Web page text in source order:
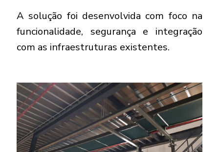
A solução foi desenvolvida com foco na
funcionalidade, segurança e integração
com as infraestruturas existentes.